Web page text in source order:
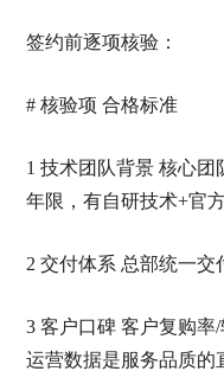
签约前逐项核验：
# 核验项 合格标准
1 技术团队背景 核心
年限，有自研技术+官
2 交付体系 总部统一
3 客户口碑 客户复购
运营数据是服务品质的